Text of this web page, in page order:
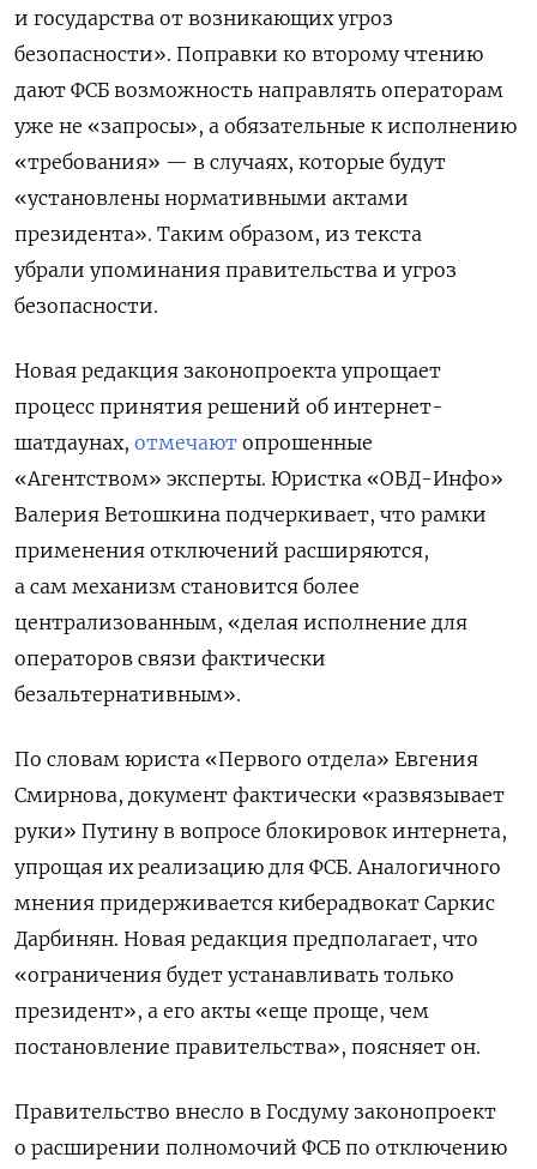
и государства от возникающих угроз
безопасности». Поправки ко второму чтению
дают ФСБ возможность направлять операторам
уже не «запросы», а обязательные к исполнению
«требования» — в случаях, которые будут
«установлены нормативными актами
президента». Таким образом, из текста
убрали упоминания правительства и угроз
безопасности.
Новая редакция законопроекта упрощает
процесс принятия решений об интернет-
шатдаунах, отмечают опрошенные
«Агентством» эксперты. Юристка «ОВД-Инфо»
Валерия Ветошкина подчеркивает, что рамки
применения отключений расширяются,
а сам механизм становится более
централизованным, «делая исполнение для
операторов связи фактически
безальтернативным».
По словам юриста «Первого отдела» Евгения
Смирнова, документ фактически «развязывает
руки» Путину в вопросе блокировок интернета,
упрощая их реализацию для ФСБ. Аналогичного
мнения придерживается киберадвокат Саркис
Дарбинян. Новая редакция предполагает, что
«ограничения будет устанавливать только
президент», а его акты «еще проще, чем
постановление правительства», поясняет он.
Правительство внесло в Госдуму законопроект
о расширении полномочий ФСБ по отключению